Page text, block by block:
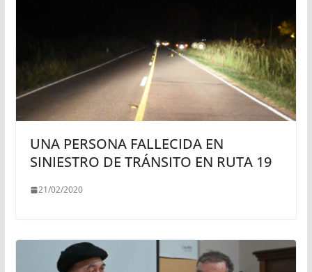
UNA PERSONA FALLECIDA EN
SINIESTRO DE TRÁNSITO EN RUTA 19
21/02/2020